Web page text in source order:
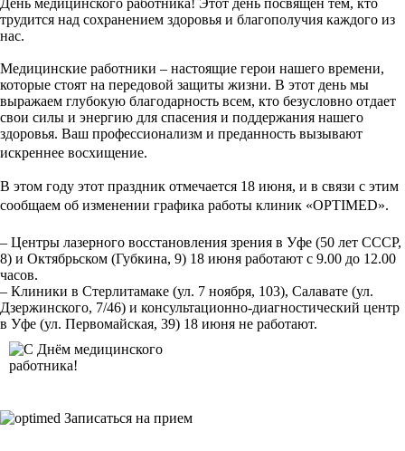
День медицинского работника! Этот день посвящен тем, кто
трудится над сохранением здоровья и благополучия каждого из
нас.
Медицинские работники – настоящие герои нашего времени,
которые стоят на передовой защиты жизни. В этот день мы
выражаем глубокую благодарность всем, кто безусловно отдает
свои силы и энергию для спасения и поддержания нашего
здоровья. Ваш профессионализм и преданность вызывают
искреннее восхищение.
В этом году этот праздник отмечается 18 июня, и в связи с этим
сообщаем об изменении графика работы клиник «OPTIMED».
– Центры лазерного восстановления зрения в Уфе (50 лет СССР,
8) и Октябрьском (Губкина, 9) 18 июня работают с 9.00 до 12.00
часов.
– Клиники в Стерлитамаке (ул. 7 ноября, 103), Салавате (ул.
Дзержинского, 7/46) и консультационно-диагностический центр
в Уфе (ул. Первомайская, 39) 18 июня не работают.
Записаться на прием